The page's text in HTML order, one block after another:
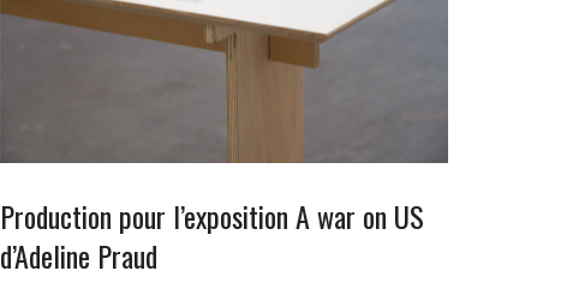
Production pour l’exposition A war on US
d’Adeline Praud